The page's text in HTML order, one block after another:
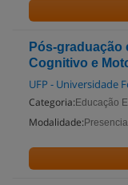
Pós-graduação
Cognitivo e
UFP - Universidade
Categoria: Educação
Modalidade: Presencial